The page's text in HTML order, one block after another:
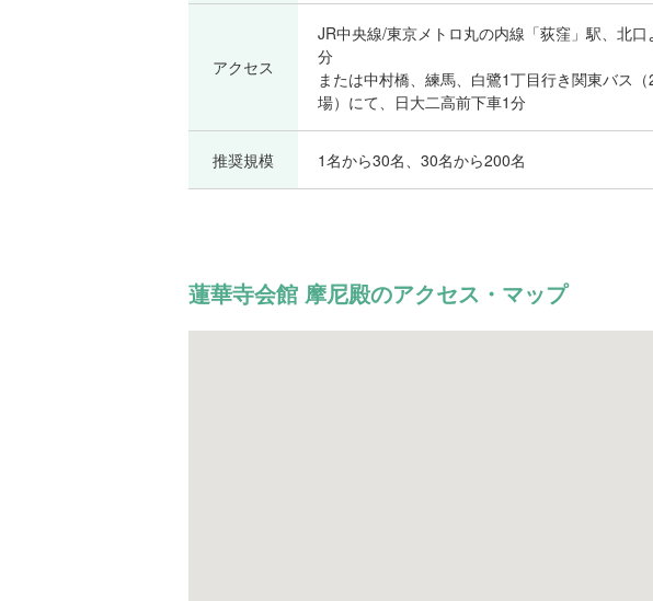
アクセス
JR中央線/東京メトロ丸の内線「荻窪」駅、北
分
または中村橋、練馬、白鷺1丁目行き関東バス（
場）にて、日大二高前下車1分
推奨規模 1名から30名、30名から200名
蓮華寺会館 摩尼殿のアクセス・マップ